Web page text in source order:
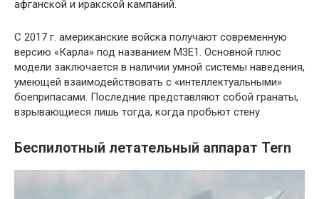
афганской и иракской кампаний.
С 2017 г. американские войска получают современную
версию «Карла» под названием М3Е1. Основной плюс
модели заключается в наличии умной системы наведения,
умеющей взаимодействовать с «интеллектуальными»
боеприпасами. Последние представляют собой гранаты,
взрывающиеся лишь тогда, когда пробьют стену.
Беспилотный летательный аппарат Tern